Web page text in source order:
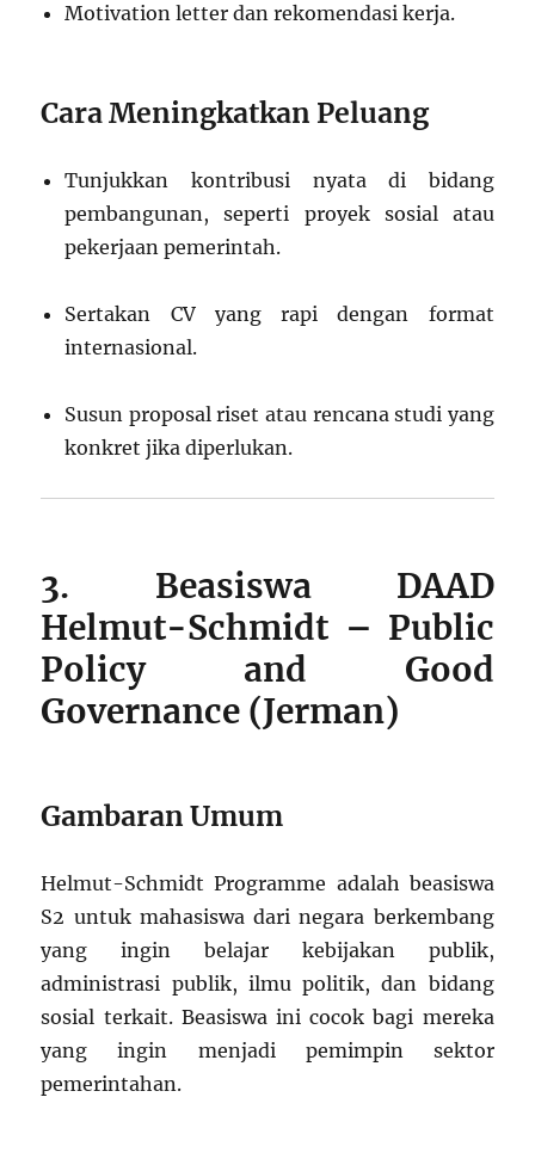
Motivation letter dan rekomendasi kerja.
Cara Meningkatkan Peluang
Tunjukkan kontribusi nyata di bidang
pembangunan, seperti proyek sosial atau
pekerjaan pemerintah.
Sertakan CV yang rapi dengan format
internasional.
Susun proposal riset atau rencana studi yang
konkret jika diperlukan.
3. Beasiswa DAAD
Helmut-Schmidt – Public
Policy and Good
Governance (Jerman)
Gambaran Umum
Helmut-Schmidt Programme adalah beasiswa
S2 untuk mahasiswa dari negara berkembang
yang ingin belajar kebijakan publik,
administrasi publik, ilmu politik, dan bidang
sosial terkait. Beasiswa ini cocok bagi mereka
yang ingin menjadi pemimpin sektor
pemerintahan.